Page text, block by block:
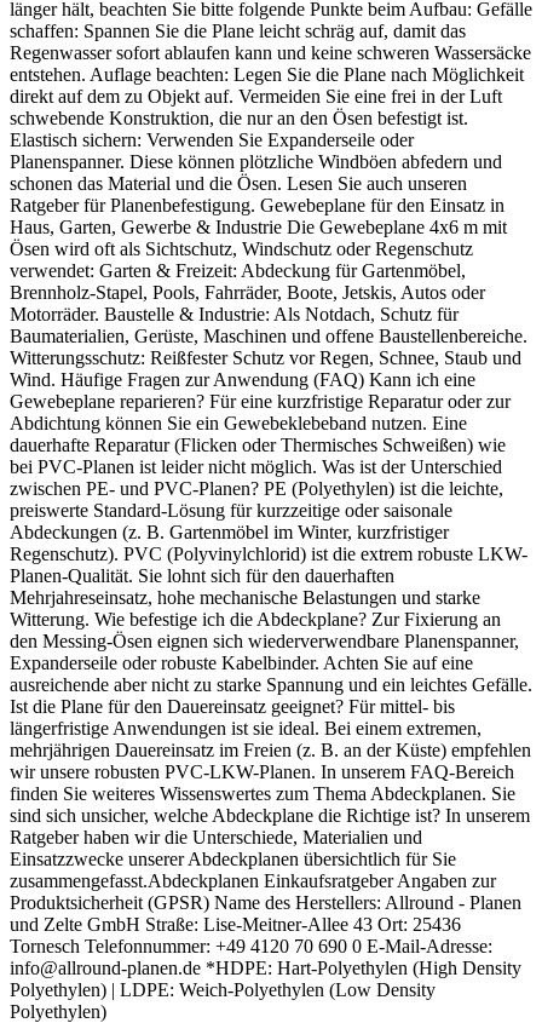
länger hält, beachten Sie bitte folgende Punkte beim Aufbau: Gefälle
schaffen: Spannen Sie die Plane leicht schräg auf, damit das
Regenwasser sofort ablaufen kann und keine schweren Wassersäcke
entstehen. Auflage beachten: Legen Sie die Plane nach Möglichkeit
direkt auf dem zu Objekt auf. Vermeiden Sie eine frei in der Luft
schwebende Konstruktion, die nur an den Ösen befestigt ist.
Elastisch sichern: Verwenden Sie Expanderseile oder
Planenspanner. Diese können plötzliche Windböen abfedern und
schonen das Material und die Ösen. Lesen Sie auch unseren
Ratgeber für Planenbefestigung. Gewebeplane für den Einsatz in
Haus, Garten, Gewerbe & Industrie Die Gewebeplane 4x6 m mit
Ösen wird oft als Sichtschutz, Windschutz oder Regenschutz
verwendet: Garten & Freizeit: Abdeckung für Gartenmöbel,
Brennholz-Stapel, Pools, Fahrräder, Boote, Jetskis, Autos oder
Motorräder. Baustelle & Industrie: Als Notdach, Schutz für
Baumaterialien, Gerüste, Maschinen und offene Baustellenbereiche.
Witterungsschutz: Reißfester Schutz vor Regen, Schnee, Staub und
Wind. Häufige Fragen zur Anwendung (FAQ) Kann ich eine
Gewebeplane reparieren? Für eine kurzfristige Reparatur oder zur
Abdichtung können Sie ein Gewebeklebeband nutzen. Eine
dauerhafte Reparatur (Flicken oder Thermisches Schweißen) wie
bei PVC-Planen ist leider nicht möglich. Was ist der Unterschied
zwischen PE- und PVC-Planen? PE (Polyethylen) ist die leichte,
preiswerte Standard-Lösung für kurzzeitige oder saisonale
Abdeckungen (z. B. Gartenmöbel im Winter, kurzfristiger
Regenschutz). PVC (Polyvinylchlorid) ist die extrem robuste LKW-
Planen-Qualität. Sie lohnt sich für den dauerhaften
Mehrjahreseinsatz, hohe mechanische Belastungen und starke
Witterung. Wie befestige ich die Abdeckplane? Zur Fixierung an
den Messing-Ösen eignen sich wiederverwendbare Planenspanner,
Expanderseile oder robuste Kabelbinder. Achten Sie auf eine
ausreichende aber nicht zu starke Spannung und ein leichtes Gefälle.
Ist die Plane für den Dauereinsatz geeignet? Für mittel- bis
längerfristige Anwendungen ist sie ideal. Bei einem extremen,
mehrjährigen Dauereinsatz im Freien (z. B. an der Küste) empfehlen
wir unsere robusten PVC-LKW-Planen. In unserem FAQ-Bereich
finden Sie weiteres Wissenswertes zum Thema Abdeckplanen. Sie
sind sich unsicher, welche Abdeckplane die Richtige ist? In unserem
Ratgeber haben wir die Unterschiede, Materialien und
Einsatzzwecke unserer Abdeckplanen übersichtlich für Sie
zusammengefasst.Abdeckplanen Einkaufsratgeber Angaben zur
Produktsicherheit (GPSR) Name des Herstellers: Allround - Planen
und Zelte GmbH Straße: Lise-Meitner-Allee 43 Ort: 25436
Tornesch Telefonnummer: +49 4120 70 690 0 E-Mail-Adresse:
info@allround-planen.de *HDPE: Hart-Polyethylen (High Density
Polyethylen) | LDPE: Weich-Polyethylen (Low Density
Polyethylen)